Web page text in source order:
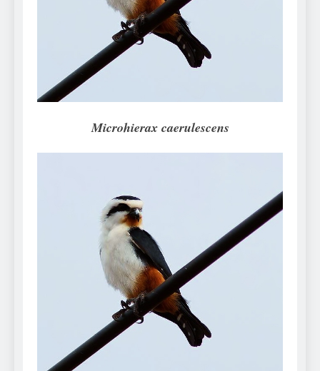
Can Bulldogs Play Fetch?
And How to Train Them!
7 Năm Ago
How Often Do I Need to
Groom My Bulldog
Microhierax caerulescens